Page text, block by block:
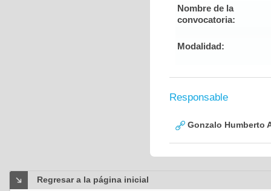
Nombre de la
convocatoria:
Modalidad:
Responsable
Gonzalo Humberto
Regresar a la página inicial